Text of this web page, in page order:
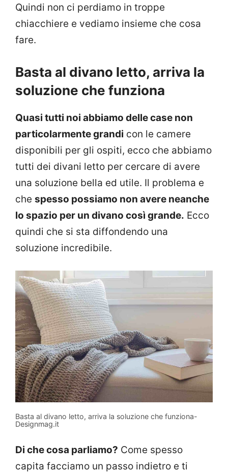
Quindi non ci perdiamo in troppe
chiacchiere e vediamo insieme che cosa
fare.
Basta al divano letto, arriva la
soluzione che funziona
Quasi tutti noi abbiamo delle case non
particolarmente grandi con le camere
disponibili per gli ospiti, ecco che abbiamo
tutti dei divani letto per cercare di avere
una soluzione bella ed utile. Il problema e
che spesso possiamo non avere neanche
lo spazio per un divano così grande. Ecco
quindi che si sta diffondendo una
soluzione incredibile.
Basta al divano letto, arriva la soluzione che funziona-
Designmag.it
Di che cosa parliamo? Come spesso
capita facciamo un passo indietro e ti